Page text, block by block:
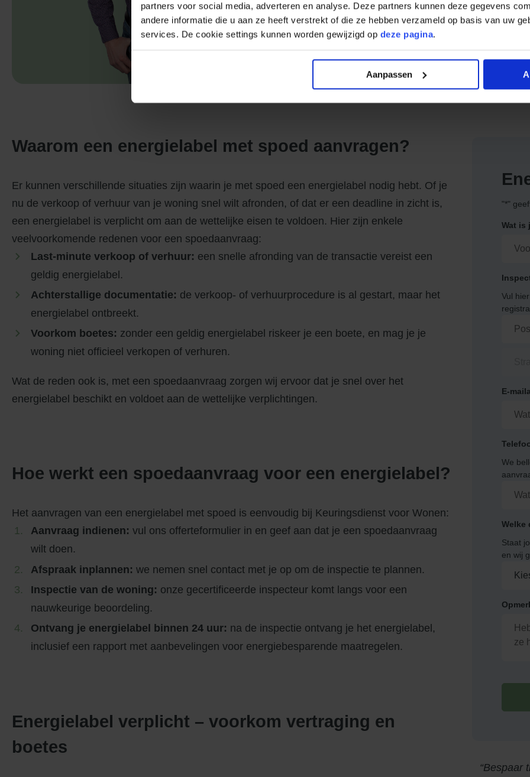
partners voor social media, adverteren en analyse. Deze partners kunnen deze gegevens
andere informatie die u aan ze heeft verstrekt of die ze hebben verzameld op basis van uw
services. De cookie settings kunnen worden gewijzigd op deze pagina.
Aanpassen
Erno van Stuijvenberg
Energielabel Adviseur
Waarom een energielabel met spoed aanvragen?
Er kunnen verschillende situaties zijn waarin je met spoed een energielabel nodig hebt. Of je
nu de verkoop of verhuur van je woning snel wilt afronden, of dat er een deadline in zicht is,
een energielabel is verplicht om aan de wettelijke eisen te voldoen. Hier zijn enkele
veelvoorkomende redenen voor een spoedaanvraag:
Last-minute verkoop of verhuur: een snelle afronding van de transactie vereist een
geldig energielabel.
Achterstallige documentatie: de verkoop- of verhuurprocedure is al gestart, maar het
energielabel ontbreekt.
Voorkom boetes: zonder een geldig energielabel riskeer je een boete, en mag je je
woning niet officieel verkopen of verhuren.
Wat de reden ook is, met een spoedaanvraag zorgen wij ervoor dat je snel over het
energielabel beschikt en voldoet aan de wettelijke verplichtingen.
Hoe werkt een spoedaanvraag voor een energielabel?
Het aanvragen van een energielabel met spoed is eenvoudig bij Keuringsdienst voor Wonen:
Aanvraag indienen: vul ons offerteformulier in en geef aan dat je een spoedaanvraag
wilt doen.
Afspraak inplannen: we nemen snel contact met je op om de inspectie te plannen.
Inspectie van de woning: onze gecertificeerde inspecteur komt langs voor een
nauwkeurige beoordeling.
Ontvang je energielabel binnen 24 uur: na de inspectie ontvang je het energielabel,
inclusief een rapport met aanbevelingen voor energiebesparende maatregelen.
Energielabel verplicht – voorkom vertraging en
boetes
"*"
Wat is
Vul
E-
We
Welke
Staat
en wij
Bespaar